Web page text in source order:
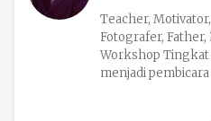
Teacher,
Fotografer, Father,
Workshop Tingkat
menjadi